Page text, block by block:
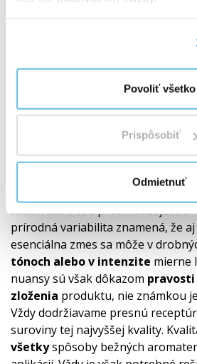
Povoliť všetko
Prispôsobiť
Odmietnuť
Naše produkty (roll-on, zmesi
jednodruhové oleje) sú zložené
prírodných esenciálnych olejov.
závisí od mnohých premenných,
ročné obdobie, klimatické
spracovania, je prirodzené, že
identickás tou predchádzajúcou.
prírodná variabilita znamená, že
esenciálna zmes sa môže v
tónoch alebo v intenzite mierne
nuansy sú však dôkazom
zloženia produktu, nie známkou
Vždy dodržiavame presnú
suroviny tej najvyššej kvality.
všetkyspôsoby bežných